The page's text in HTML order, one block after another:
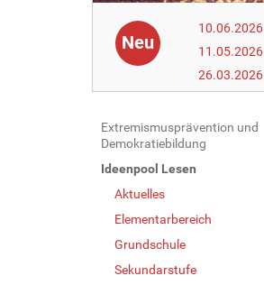
Neu
10.06.2026
11.05.2026
26.03.2026
N
a
v
Extremismusprävention und
Demokratiebildung
Ideenpool Lesen
Aktuelles
Elementarbereich
Grundschule
Sekundarstufe